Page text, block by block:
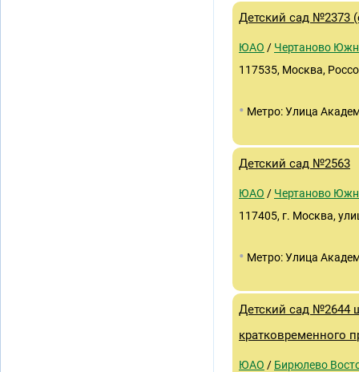
Детский сад №2373
ЮАО / Чертаново
117535, Москва,
• Метро: Улица
Детский сад №2563
ЮАО / Чертаново
117405, г. Москва,
• Метро: Улица
Детский сад №2644
кратковременного
ЮАО / Бирюлево